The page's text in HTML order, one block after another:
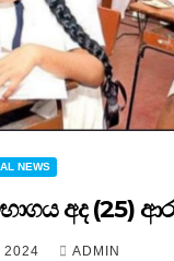
NEWS
අද (25)
2024 ADMIN